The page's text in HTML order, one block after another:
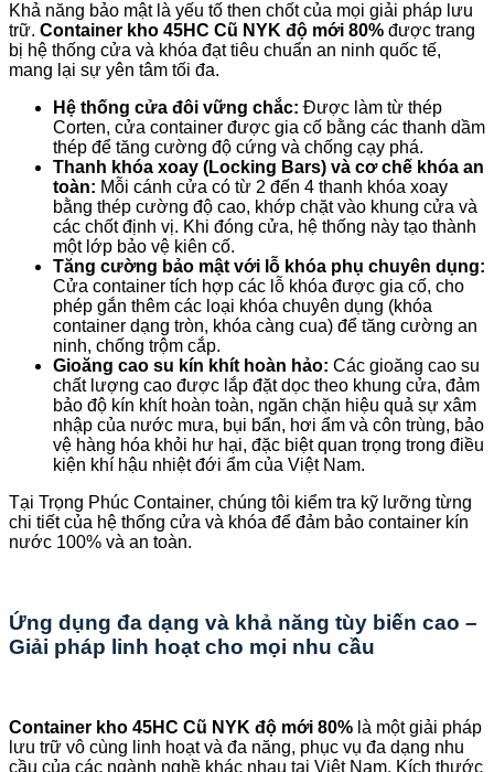
Khả năng bảo mật là yếu tố then chốt của mọi giải pháp lưu
trữ. Container kho 45HC Cũ NYK độ mới 80% được trang
bị hệ thống cửa và khóa đạt tiêu chuẩn an ninh quốc tế,
mang lại sự yên tâm tối đa.
Hệ thống cửa đôi vững chắc: Được làm từ thép
Corten, cửa container được gia cố bằng các thanh dầm
thép để tăng cường độ cứng và chống cạy phá.
Thanh khóa xoay (Locking Bars) và cơ chế khóa an
toàn: Mỗi cánh cửa có từ 2 đến 4 thanh khóa xoay
bằng thép cường độ cao, khớp chặt vào khung cửa và
các chốt định vị. Khi đóng cửa, hệ thống này tạo thành
một lớp bảo vệ kiên cố.
Tăng cường bảo mật với lỗ khóa phụ chuyên dụng:
Cửa container tích hợp các lỗ khóa được gia cố, cho
phép gắn thêm các loại khóa chuyên dụng (khóa
container dạng tròn, khóa càng cua) để tăng cường an
ninh, chống trộm cắp.
Gioăng cao su kín khít hoàn hảo: Các gioăng cao su
chất lượng cao được lắp đặt dọc theo khung cửa, đảm
bảo độ kín khít hoàn toàn, ngăn chặn hiệu quả sự xâm
nhập của nước mưa, bụi bẩn, hơi ẩm và côn trùng, bảo
vệ hàng hóa khỏi hư hại, đặc biệt quan trọng trong điều
kiện khí hậu nhiệt đới ẩm của Việt Nam.
Tại Trọng Phúc Container, chúng tôi kiểm tra kỹ lưỡng từng
chi tiết của hệ thống cửa và khóa để đảm bảo container kín
nước 100% và an toàn.
Ứng dụng đa dạng và khả năng tùy biến cao –
Giải pháp linh hoạt cho mọi nhu cầu
Container kho 45HC Cũ NYK độ mới 80% là một giải pháp
lưu trữ vô cùng linh hoạt và đa năng, phục vụ đa dạng nhu
cầu của các ngành nghề khác nhau tại Việt Nam. Kích thước